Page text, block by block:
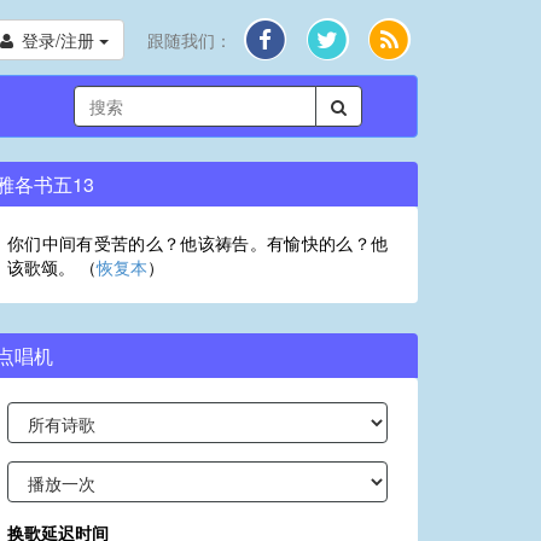
登录/注册 跟随我们：
各书五13
你们中间有受苦的么？他该祷告。有愉快的么？他
该歌颂。 （恢复本）
唱机
换歌延迟时间